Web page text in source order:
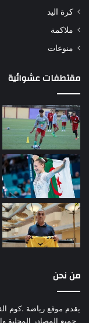
كرة اليد
ملاكمة
منوعات
مقتطفات عشوائية
من نحن
يقدم موقع رياضة .كوم
جميع المصادر المحلية